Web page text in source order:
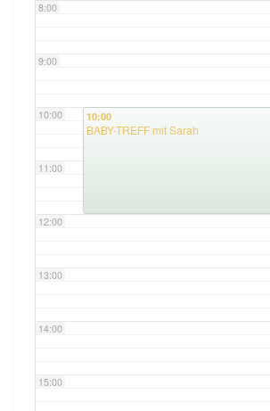
8:00
9:00
10:00
11:00
12:00
13:00
14:00
15:00
10:00
BABY-TREFF mit Sarah